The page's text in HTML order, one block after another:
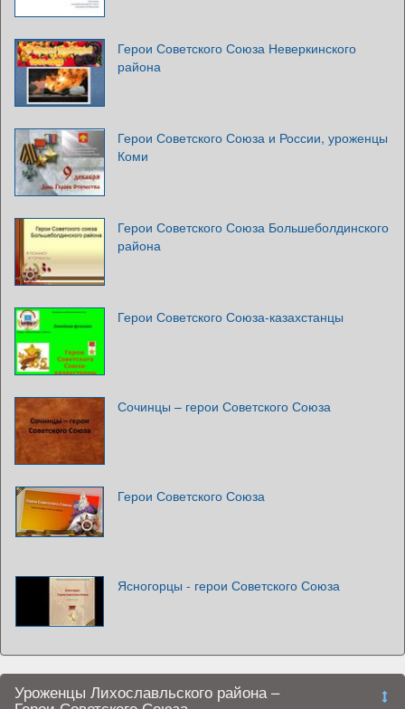
Герои Советского Союза Неверкинского
района
Герои Советского Союза и России, уроженцы
Коми
Герои Советского Союза Большеболдинского
района
Герои Советского Союза-казахстанцы
Сочинцы – герои Советского Союза
Герои Советского Союза
Ясногорцы - герои Советского Союза
Уроженцы Лихославльского района –